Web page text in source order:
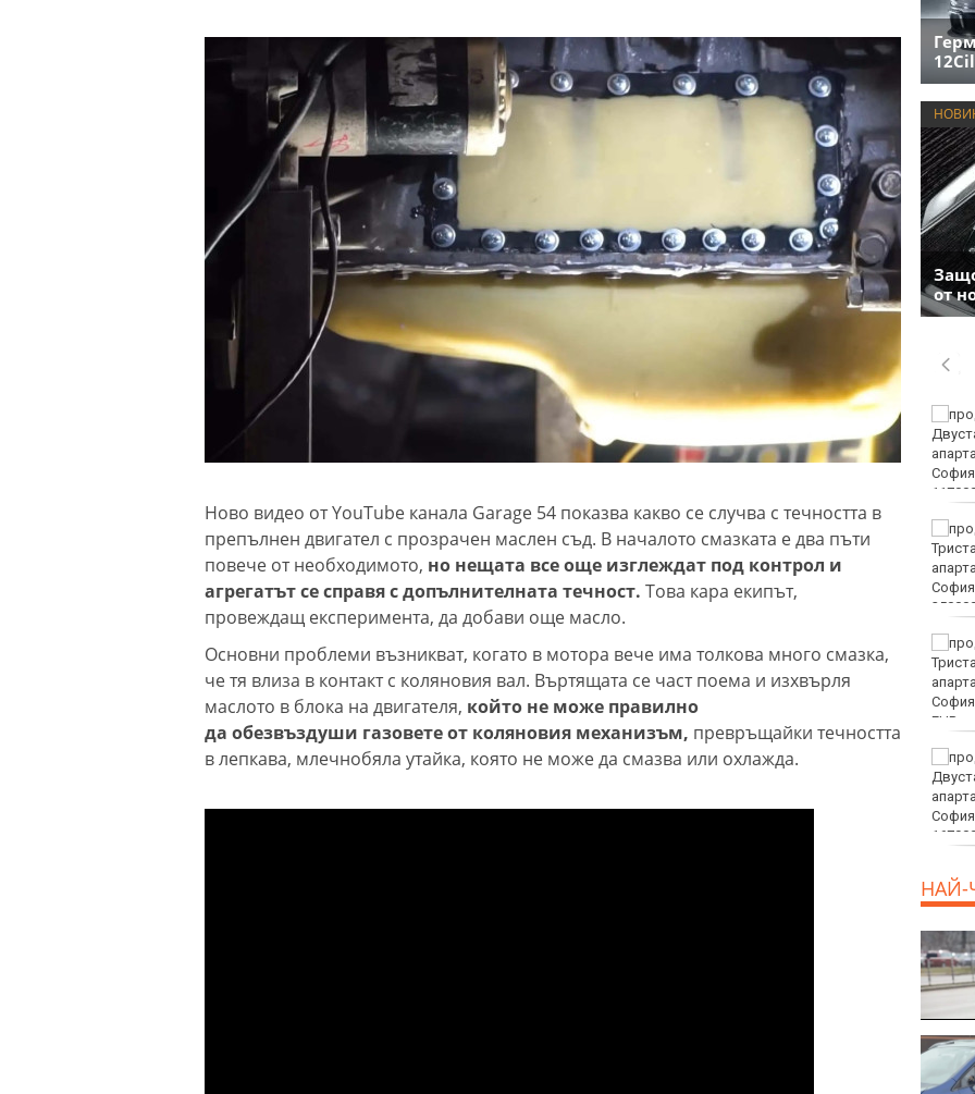
Ново видео от YouTube канала Garage 54 показва какво се случва с течността в
препълнен двигател с прозрачен маслен съд. В началото смазката е два пъти
повече от необходимото, но нещата все още изглеждат под контрол и
агрегатът се справя с допълнителната течност. Това кара екипът,
провеждащ експеримента, да добави още масло.
Основни проблеми възникват, когато в мотора вече има толкова много смазка,
че тя влиза в контакт с коляновия вал. Въртящата се част поема и изхвърля
маслото в блока на двигателя, който не може правилно
да обезвъздуши газовете от коляновия механизъм, превръщайки течността
в лепкава, млечнобяла утайка, която не може да смазва или охлажда.
от
Винисиус Жуниор
преподписа с Реал
(Мадрид)
като гост
голямо име в
медицината
Златото стигна до 4295
EUR
800
НАЙ-